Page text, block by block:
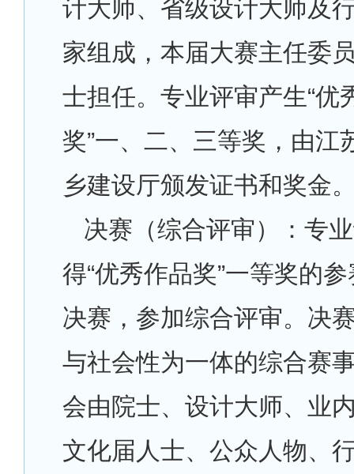
计大师、省级设计大师及
家组成，本届大赛主任委
士担任。专业评审产生“优
奖”一、二、三等奖，由江
乡建设厅颁发证书和奖金
决赛（综合评审）：专
得“优秀作品奖”一等奖的
决赛，参加综合评审。决
与社会性为一体的综合赛
会由院士、设计大师、业
文化届人士、公众人物、